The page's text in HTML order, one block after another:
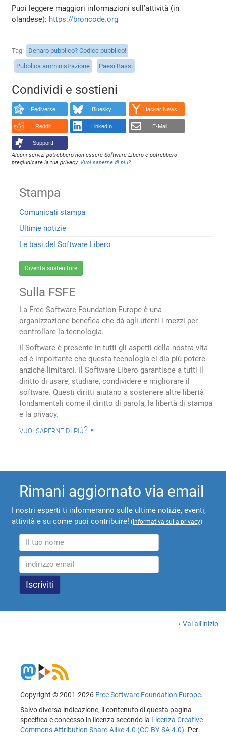
Puoi leggere maggiori informazioni sull'attività (in
olandese): https://broncode.org
Tag
Denaro pubblico? Codice pubblico!
Pubblica amministrazione
Paesi Bassi
Condividi e sostieni
Fediverse Bluesky Hacker News
Reddit LinkedIn E-Mail
Support!
Alcuni servizi potrebbero non essere Software Libero e potrebbero
pregiudicare la tua privacy. Vuoi saperne di più?.
Stampa
Comunicati stampa
Ultime notizie
Le basi del Software Libero
Diventa sostenitore
Sulla FSFE
La Free Software Foundation Europe è una
organizzazione benefica che dà agli utenti i mezzi per
controllare la tecnologia.
Il Software è presente in tutti gli aspetti della nostra vita
ed è importante che questa tecnologia ci dia più potere
anziché limitarci. Il Software Libero garantisce a tutti il
diritto di usare, studiare, condividere e migliorare il
software. Questi diritti aiutano a sostenere altre libertà
fondamentali come il diritto di parola, la libertà di stampa
e la privacy.
vuoi saperne di più?
Rimani aggiornato via email
I nostri esperti ti informeranno sulle ultime notizie, eventi,
attività e su come puoi contribuire! (Informativa sulla privacy)
Vai all'inizio
Copyright © 2001-2026 Free Software Foundation Europe.
Salvo diversa indicazione, il contenuto di questa pagina
specifica è concesso in licenza secondo la Licenza Creative
Commons Attribution Share-Alike 4.0 (CC-BY-SA 4.0). Per